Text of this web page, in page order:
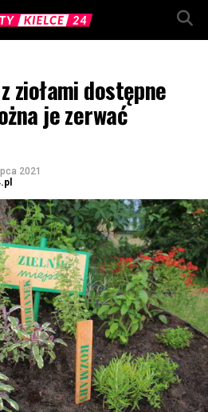
ziołami dostępne
je zerwać
2021